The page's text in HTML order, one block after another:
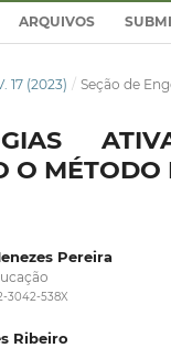
ARQUIVOS
17 (2023) / Seção de
O MÉTODO
Pereira
3042-538X
Ribeiro